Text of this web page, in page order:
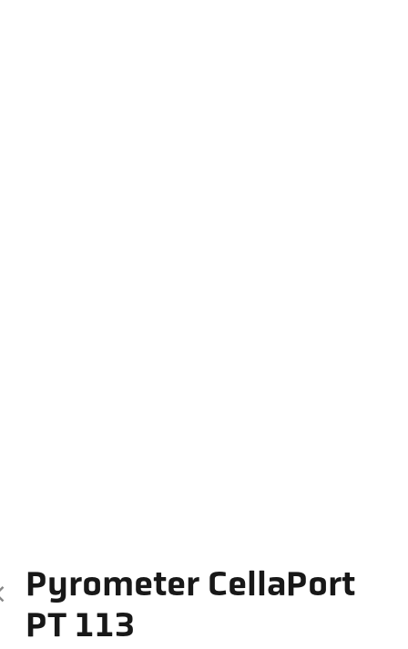
Pyrometer CellaPort
PT 113